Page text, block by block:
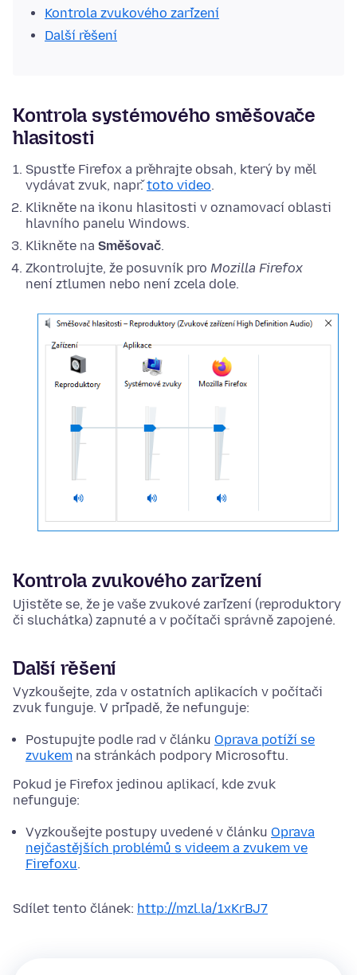
Kontrola zvukového zařízení
Další řešení
Kontrola systémového směšovače
hlasitosti
Spusťte Firefox a přehrajte obsah, který by měl
vydávat zvuk, např.toto video.
Klikněte na ikonu hlasitosti v oznamovací oblasti
hlavního panelu Windows.
Klikněte na Směšovač.
Zkontrolujte, že posuvník pro Mozilla Firefox
není ztlumen nebo není zcela dole.
Kontrola zvukového zařízení
Ujistěte se, že je vaše zvukové zařízení (reproduktory
či sluchátka) zapnuté a v počítači správně zapojené.
Další řešení
Vyzkoušejte, zda v ostatních aplikacích v počítači
zvuk funguje. V případě, že nefunguje:
Postupujte podle rad v článku Oprava potíží se
zvukem na stránkách podpory Microsoftu.
Pokud je Firefox jedinou aplikací, kde zvuk
nefunguje:
Vyzkoušejte postupy uvedené v článku Oprava
nejčastějších problémů s videem a zvukem ve
Firefoxu.
Sdílet tento článek: http://mzl.la/1xKrBJ7